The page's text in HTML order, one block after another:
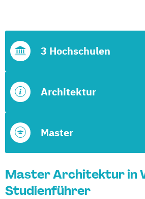
Master
Architektur
3 Hochschulen
Master Architektur in
Studienführer